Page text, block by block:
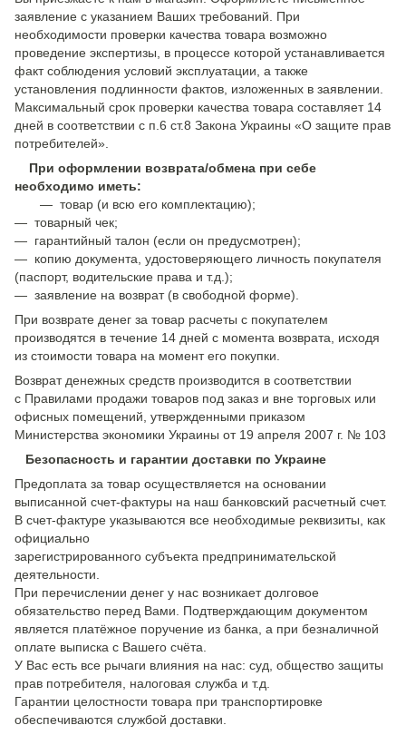
заявление с указанием Ваших требований. При
необходимости проверки качества товара возможно
проведение экспертизы, в процессе которой устанавливается
факт соблюдения условий эксплуатации, а также
установления подлинности фактов, изложенных в заявлении.
Максимальный срок проверки качества товара составляет 14
дней в соответствии с п.6 ст.8 Закона Украины «О защите прав
потребителей».
При оформлении возврата/обмена при себе
необходимо иметь:
— товар (и всю его комплектацию);
— товарный чек;
— гарантийный талон (если он предусмотрен);
— копию документа, удостоверяющего личность покупателя
(паспорт, водительские права и т.д.);
— заявление на возврат (в свободной форме).
При возврате денег за товар расчеты с покупателем
производятся в течение 14 дней с момента возврата, исходя
из стоимости товара на момент его покупки.
Возврат денежных средств производится в соответствии
с Правилами продажи товаров под заказ и вне торговых или
офисных помещений, утвержденными приказом
Министерства экономики Украины от 19 апреля 2007 г. № 103
Безопасность и гарантии доставки по Украине
Предоплата за товар осуществляется на основании
выписанной счет-фактуры на наш банковский расчетный счет.
В счет-фактуре указываются все необходимые реквизиты, как
официально
зарегистрированного субъекта предпринимательской
деятельности.
При перечислении денег у нас возникает долговое
обязательство перед Вами. Подтверждающим документом
является платёжное поручение из банка, а при безналичной
оплате выписка с Вашего счёта.
У Вас есть все рычаги влияния на нас: суд, общество защиты
прав потребителя, налоговая служба и т.д.
Гарантии целостности товара при транспортировке
обеспечиваются службой доставки.